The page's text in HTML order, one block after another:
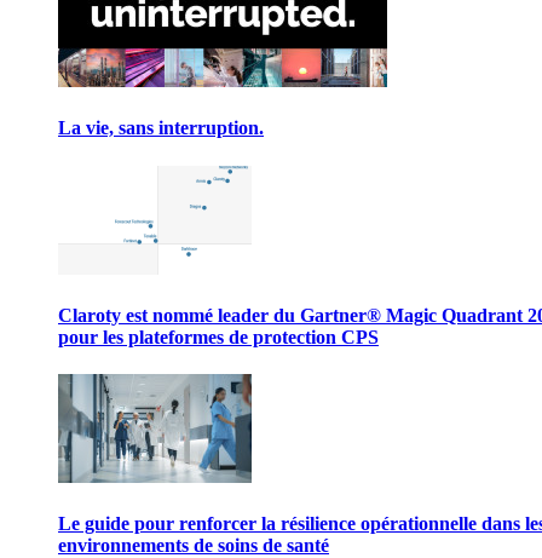
La vie, sans interruption.
Claroty est nommé leader du Gartner® Magic Quadrant
pour les plateformes de protection CPS
Le guide pour renforcer la résilience opérationnelle dans
environnements de soins de santé